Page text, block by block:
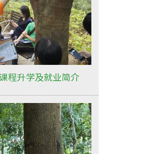
程升学及就业简介